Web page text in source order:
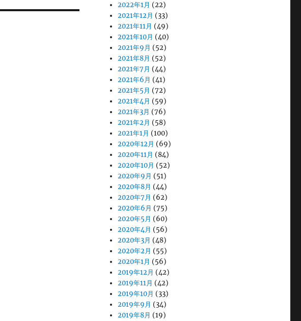
2022年1月 (22)
2021年12月 (33)
2021年11月 (49)
2021年10月 (40)
2021年9月 (52)
2021年8月 (52)
2021年7月 (44)
2021年6月 (41)
2021年5月 (72)
2021年4月 (59)
2021年3月 (76)
2021年2月 (58)
2021年1月 (100)
2020年12月 (69)
2020年11月 (84)
2020年10月 (52)
2020年9月 (51)
2020年8月 (44)
2020年7月 (62)
2020年6月 (75)
2020年5月 (60)
2020年4月 (56)
2020年3月 (48)
2020年2月 (55)
2020年1月 (56)
2019年12月 (42)
2019年11月 (42)
2019年10月 (33)
2019年9月 (34)
2019年8月 (19)